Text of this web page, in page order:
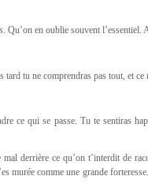
Qu’on en oublie souvent l’essentiel.
tu ne comprendras pas tout, et ce
ce qui se passe. Tu te sentiras
derrière ce qu’on t’interdit de
murée comme une grande